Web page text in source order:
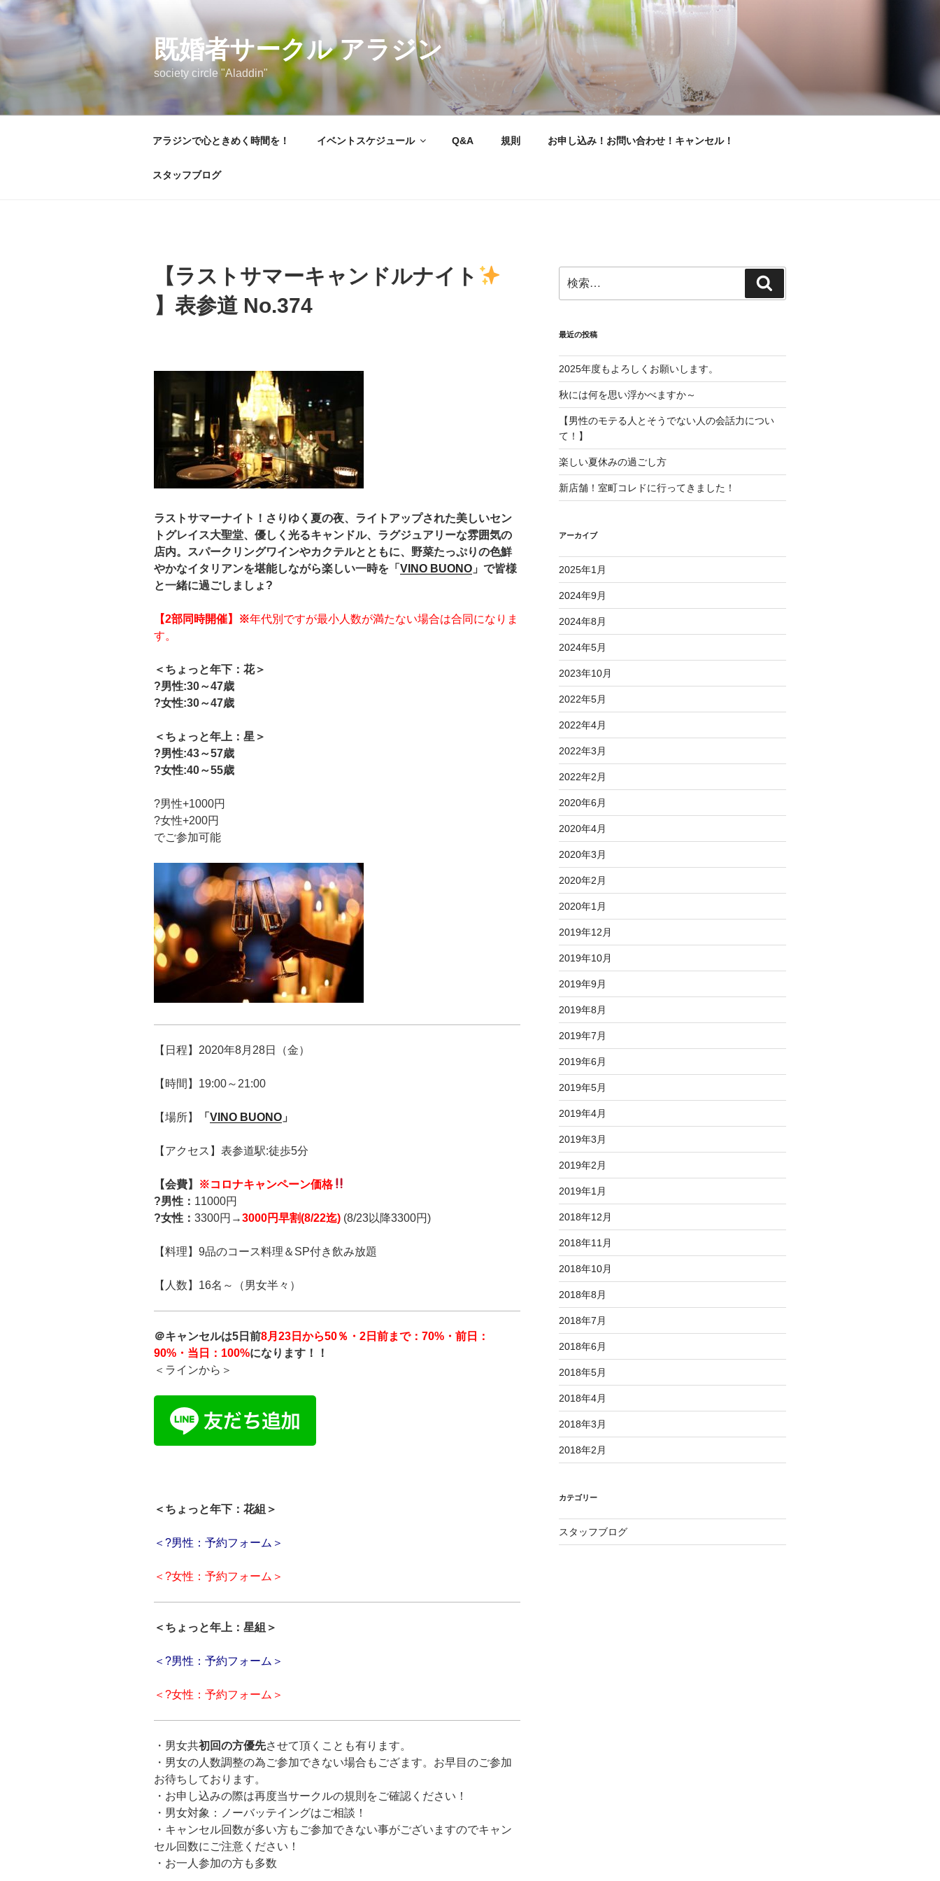
コ
テ
ン
ツ
ス
既婚者サークル アラジン
society circle "Aladdin"
アラジンで心ときめく時間を！ イベントスケジュール Q&A 規則 お申し込み！お問い合わせ！キャンセル！
スタッフブログ
【ラストサマーキャンドルナイト
】表参道 No.374
ラストサマーナイト！さりゆく夏の夜、ライトアップされた美しいセン
トグレイス大聖堂、優しく光るキャンドル、ラグジュアリーな雰囲気の
店内。スパークリングワインやカクテルとともに、野菜たっぷりの色鮮
やかなイタリアンを堪能しながら楽しい一時を「 VINO BUONO 」で皆様
と一緒に過ごしましょ?
【2部同時開催】※年代別ですが最小人数が満たない場合は合同になりま
す。
＜ちょっと年下：花＞
?男性:30～47歳
?女性:30～47歳
＜ちょっと年上：星＞
?男性:43～57歳
?女性:40～55歳
?男性+1000円
?女性+200円
でご参加可能
【日程】2020年8月28日（金）
【時間】19:00～21:00
【場所】 「 VINO BUONO 」
【アクセス】表参道駅:徒歩5分
【会費】
※コロナキャンペーン価格
?男性： 11000円
?女性： 3300円→3000円早割(8/22迄) (8/23以降3300円)
【料理】9品のコース料理＆SP付き飲み放題
【人数】16名～（男女半々）
＠キャンセルは5日前8月23日から50％・2日前まで：70%・前日：
90%・当日：100%になります！！
＜ラインから＞
＜ちょっと年下：花組＞
＜?男性：予約フォーム＞
＜?女性：予約フォーム＞
＜ちょっと年上：星組＞
＜?男性：予約フォーム＞
＜?女性：予約フォーム＞
・ 男女共初回の方優先させて頂くことも有ります。
・ 男女の人数調整の為ご参加できない場合もござます。お早目のご参加
お待ちしております。
・お申し込みの際は再度当サークルの規則をご確認ください！
・男女対象：ノーバッテイングはご相談！
・キャンセル回数が多い方もご参加できない事がございますのでキャン
セル回数にご注意ください！
・お一人参加の方も多数
索:
索
最近の投稿
2025年度もよろしくお願いします。
秋には何を思い浮かべますか～
【男性のモテる人とそうでない人の会話力につい
て！】
楽しい夏休みの過ごし方
新店舗！室町コレドに行ってきました！
アーカイブ
2025年1月
2024年9月
2024年8月
2024年5月
2023年10月
2022年5月
2022年4月
2022年3月
2022年2月
2020年6月
2020年4月
2020年3月
2020年2月
2020年1月
2019年12月
2019年10月
2019年9月
2019年8月
2019年7月
2019年6月
2019年5月
2019年4月
2019年3月
2019年2月
2019年1月
2018年12月
2018年11月
2018年10月
2018年8月
2018年7月
2018年6月
2018年5月
2018年4月
2018年3月
2018年2月
カテゴリー
スタッフブログ